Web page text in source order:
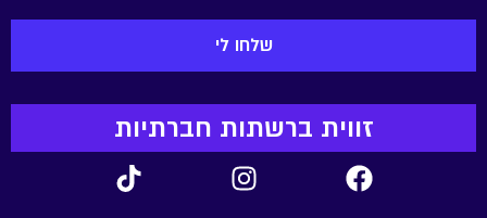
זווית ברשתות חברתיות